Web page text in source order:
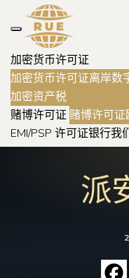
加密货币许可证
加密货币许可证离岸数
加密资产税
赌博许可证 赌博许可证
EMI/PSP 许可证银行我
派